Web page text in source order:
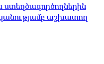
ստեղծագործողներին
աշխատող